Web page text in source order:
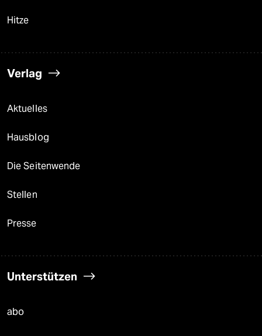
Hitze
Verlag
Aktuelles
Hausblog
Die Seitenwende
Stellen
Presse
Unterstützen
abo